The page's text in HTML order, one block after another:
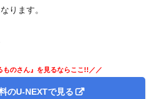
ります。
ものさん』を見るならここ!!／／
のU-NEXTで見る